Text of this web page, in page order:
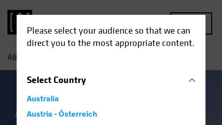
Please select your audience so that we can
direct you to the most appropriate content.
SelectCountry
Australia
Austria - Österreich
AB
Anleihen